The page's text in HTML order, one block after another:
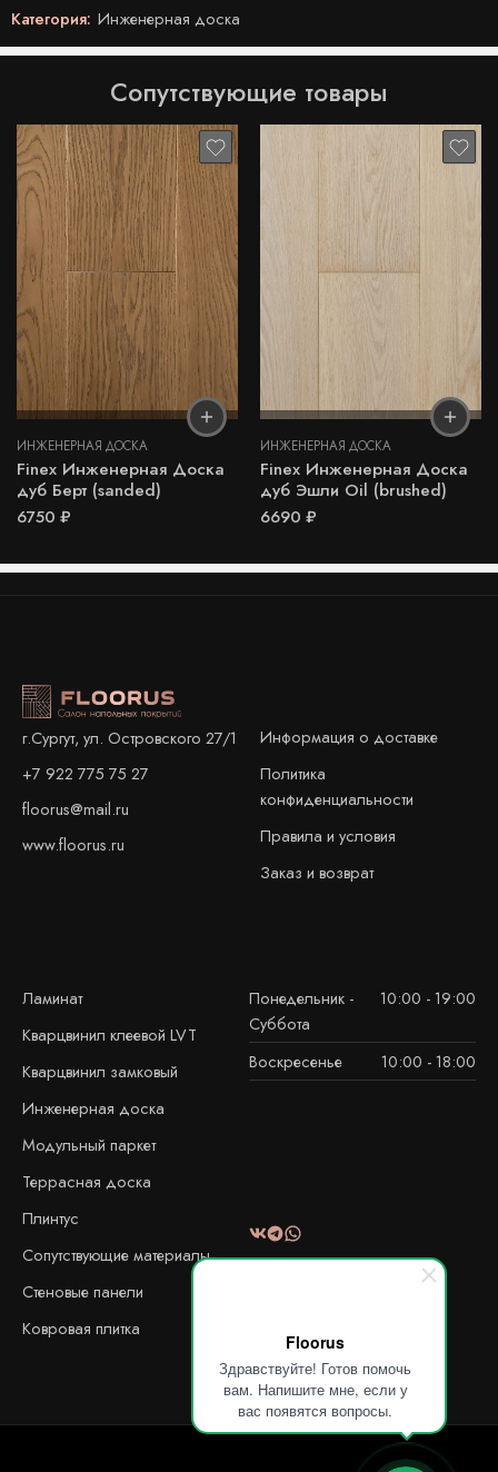
Floorus
Здравствуйте! Готов помочь
вам. Напишите мне, если у
вас появятся вопросы.
Категория: Инженерная доска
Сопутствующие товары
ИНЖЕНЕРНАЯ ДОСКА
Finex Инженерная Доска
дуб Берт (sanded)
6750 ₽
ИНЖЕНЕРНАЯ ДОСКА
Finex Инженерная Доска
дуб Эшли Oil (brushed)
6690 ₽
г.Сургут, ул. Островского 27/1
+7 922 775 75 27
floorus@mail.ru
www.floorus.ru
Информация о доставке
Политика
конфиденциальности
Правила и условия
Заказ и возврат
Ламинат
Кварцвинил клеевой LVT
Кварцвинил замковый
Инженерная доска
Модульный паркет
Террасная доска
Плинтус
Сопутствующие материалы
Стеновые панели
Ковровая плитка
Понедельник -
Суббота
10:00 - 19:00
Воскресенье 10:00 - 18:00